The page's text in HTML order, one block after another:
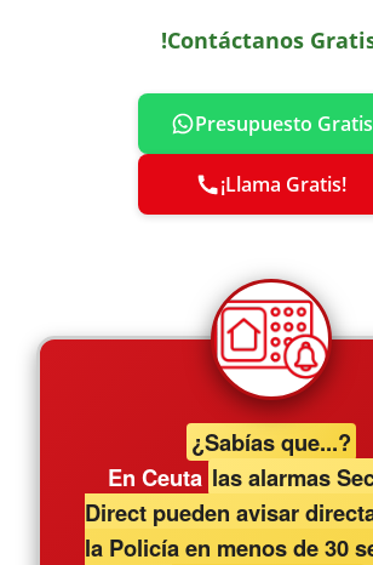
!Contáctanos
Presupuesto Gratis
¡Llama Gratis!
¿Sabías que...?
En Ceuta las alarmas
Direct pueden avisar
la Policía en menos de 30